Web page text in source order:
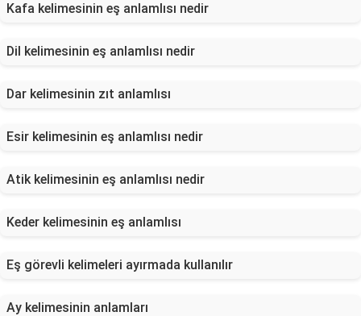
Kafa kelimesinin eş anlamlısı nedir
Dil kelimesinin eş anlamlısı nedir
Dar kelimesinin zıt anlamlısı
Esir kelimesinin eş anlamlısı nedir
Atik kelimesinin eş anlamlısı nedir
Keder kelimesinin eş anlamlısı
Eş görevli kelimeleri ayırmada kullanılır
Ay kelimesinin anlamları